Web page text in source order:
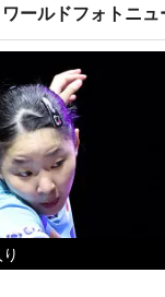
ワールドフォトニュ